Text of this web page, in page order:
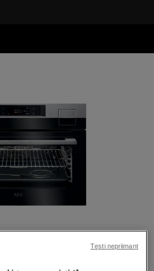
padidintumėte mastelį
Tęsti nepriimant